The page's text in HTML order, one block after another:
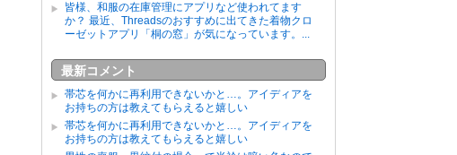
皆様、和服の在庫管理にアプリなど使われてます
か？ 最近、Threadsのおすすめに出てきた着物クロ
ーゼットアプリ「桐の窓」が気になっています。...
最新コメント
帯芯を何かに再利用できないかと…。アイディアを
お持ちの方は教えてもらえると嬉しい
帯芯を何かに再利用できないかと…。アイディアを
お持ちの方は教えてもらえると嬉しい